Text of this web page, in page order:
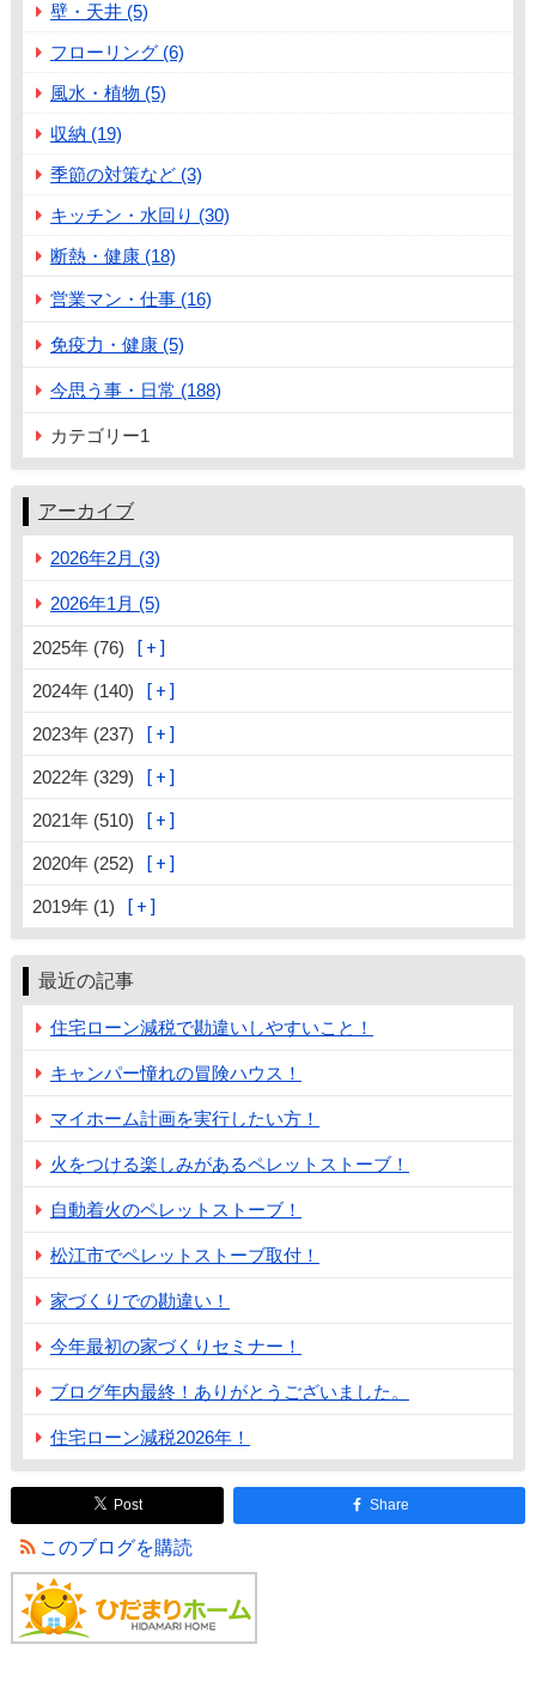
壁・天井 (5)
フローリング (6)
風水・植物 (5)
収納 (19)
季節の対策など (3)
キッチン・水回り (30)
断熱・健康 (18)
営業マン・仕事 (16)
免疫力・健康 (5)
今思う事・日常 (188)
カテゴリー1
アーカイブ
2026年2月 (3)
2026年1月 (5)
2025年 (76)
2024年 (140)
2023年 (237)
2022年 (329)
2021年 (510)
2020年 (252)
2019年 (1)
最近の記事
住宅ローン減税で勘違いしやすいこと！
キャンパー憧れの冒険ハウス！
マイホーム計画を実行したい方！
火をつける楽しみがあるペレットストーブ！
自動着火のペレットストーブ！
松江市でペレットストーブ取付！
家づくりでの勘違い！
今年最初の家づくりセミナー！
ブログ年内最終！ありがとうございました。
住宅ローン減税2026年！
Post Share
このブログを購読